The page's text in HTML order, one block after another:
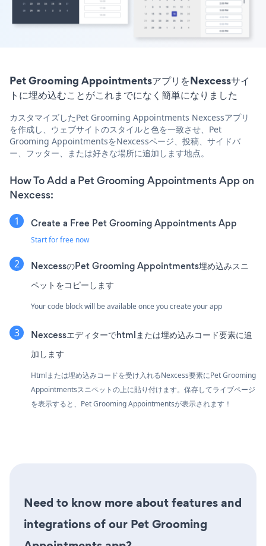
Pet Grooming AppointmentsアプリをNexcessサイ
トに埋め込むことがこれまでになく簡単になりました
カスタマイズしたPet Grooming Appointments Nexcessアプリ
を作成し、ウェブサイトのスタイルと色を一致させ、Pet
Grooming AppointmentsをNexcessページ、投稿、サイドバ
ー、フッター、または好きな場所に追加します地点。
How To Add a Pet Grooming Appointments App on
Nexcess:
Create a Free Pet Grooming Appointments App
Start for free now
NexcessのPet Grooming Appointments埋め込みスニ
ペットをコピーします
Your code block will be available once you create your app
Nexcessエディターでhtmlまたは埋め込みコード要素に追
加します
Htmlまたは埋め込みコードを受け入れるNexcess要素にPet Grooming
Appointmentsスニペットの上に貼り付けます。保存してライブページ
を表示すると、Pet Grooming Appointmentsが表示されます！
Need to know more about features and
integrations of our Pet Grooming